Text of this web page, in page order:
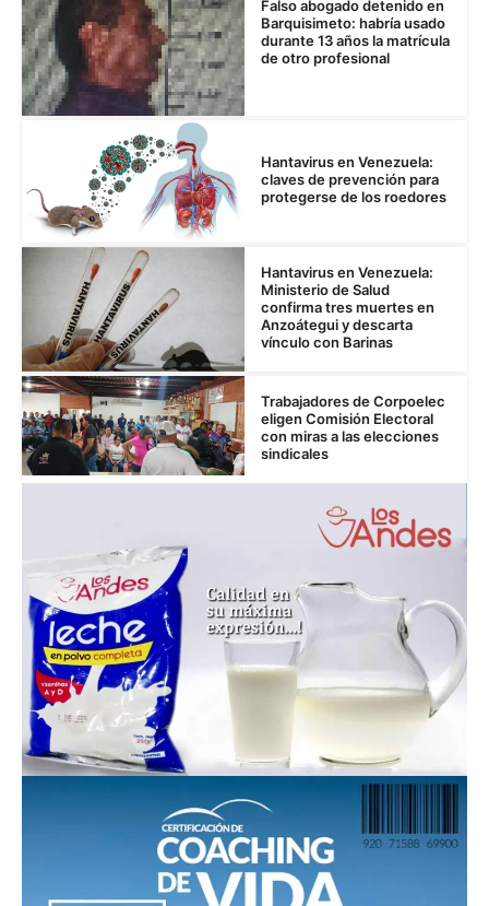
Falso abogado detenido en
Barquisimeto: habría usado
durante 13 años la matrícula
de otro profesional
Hantavirus en Venezuela:
claves de prevención para
protegerse de los roedores
Hantavirus en Venezuela:
Ministerio de Salud
confirma tres muertes en
Anzoátegui y descarta
vínculo con Barinas
Trabajadores de Corpoelec
eligen Comisión Electoral
con miras a las elecciones
sindicales